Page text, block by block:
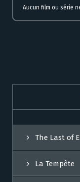
Aucun film ou série
The Last of
La Tempête